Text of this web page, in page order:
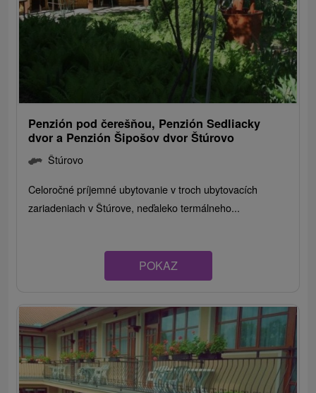
Penzión pod čerešňou, Penzión Sedliacky
dvor a Penzión Šipošov dvor Štúrovo
Štúrovo
Celoročné príjemné ubytovanie v troch ubytovacích
zariadeniach v Štúrove, neďaleko termálneho...
POKAZ